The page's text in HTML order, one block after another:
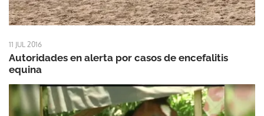
11 JUL 2016
Autoridades en alerta por casos de encefalitis
equina